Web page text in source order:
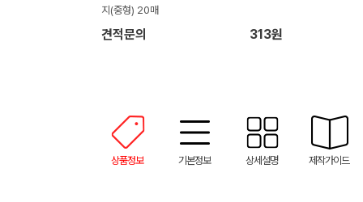
지(중형) 20매
견적문의 313원
상품정보 기본정보 상세설명 제작가이드